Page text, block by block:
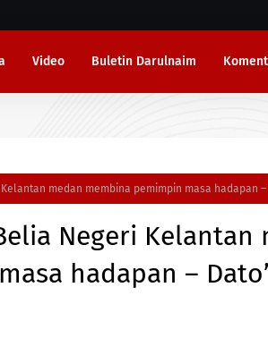
Video Buletin Darulnaim
medan membina pemimpin masa hadapan –
Negeri Kelantan
hadapan –